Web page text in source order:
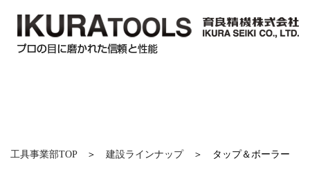
工具事業部TOP＞ 建設ラインナップ ＞ タップ＆ボーラー